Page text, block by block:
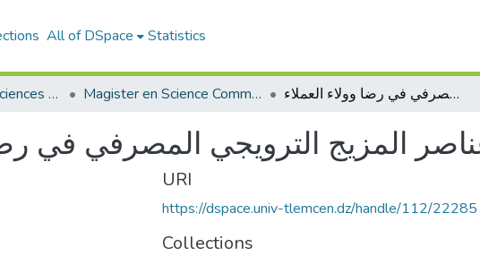
All of DSpace Statistics
Département de Sciences Commerciales Magister en Science Commerciale مدى تأثير عناصر المزيج الترويجي المصرفي في رضا وولاء العملاء
المزيج الترويجي المصرفي في
URI
https://dspace.univ-tlemcen.dz/handle/112/22285
Collections